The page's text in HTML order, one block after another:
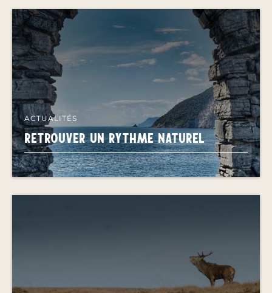
ACTUALITÉS
Retrouver un rythme naturel